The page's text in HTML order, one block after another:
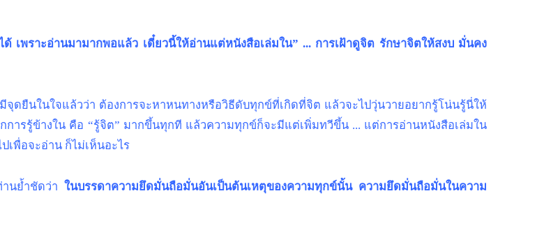
เพราะอ่านมามากพอแล้ว เดี๋ยวนี้ให้อ่านแต่หนังสือเล่มใน” ... การเฝ้าดูจิต รักษาจิตให้สงบ มั่นคง
ดยืนในใจแล้วว่า ต้องการจะหาหนทางหรือวิธีดับทุกข์ที่เกิดที่จิต แล้วจะไปวุ่นวายอยากรู้โน่นรู้นี่ให้
การรู้ข้างใน คือ “รู้จิต” มากขึ้นทุกที แล้วความทุกข์ก็จะมีแต่เพิ่มทวีขึ้น ... แต่การอ่านหนังสือเล่มใน
เพื่อจะอ่าน ก็ไม่เห็นอะไร
นย้ำชัดว่า ในบรรดาความยึดมั่นถือมั่นอันเป็นต้นเหตุของความทุกข์นั้น ความยึดมั่นถือมั่นในความ